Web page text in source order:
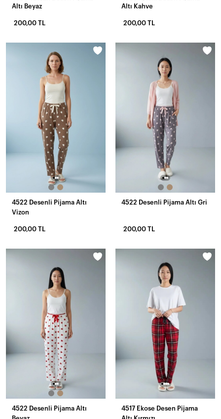
Altı Beyaz
200,00 TL
Altı Kahve
200,00 TL
4522 Desenli Pijama Altı
Vizon
200,00 TL
4522 Desenli Pijama Altı Gri
200,00 TL
4522 Desenli Pijama Altı
4517 Ekose Desen Pijama